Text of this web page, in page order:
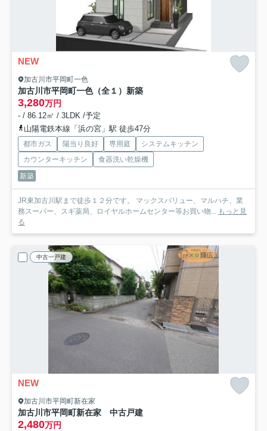
NEW
加古川市平岡町一色
加古川市平岡町一色（全１）新築
3,280万円
- / 86.12㎡ / 3LDK /予定
山陽電鉄本線「浜の宮」駅 徒歩47分
都市ガス 陽当り良好 専用庭
システムキッチン
カウンターキッチン
食器洗い乾燥機
新築
JR東加古川駅まで徒歩１２分です。 マックスバリュー、マルハチ、業
務スーパー、スギ薬局、ロイヤルホームセンター等お買い物...
もっと見
る
中古一戸建
NEW
加古川市平岡町新在家
加古川市平岡町新在家 中古戸建
2,480万円